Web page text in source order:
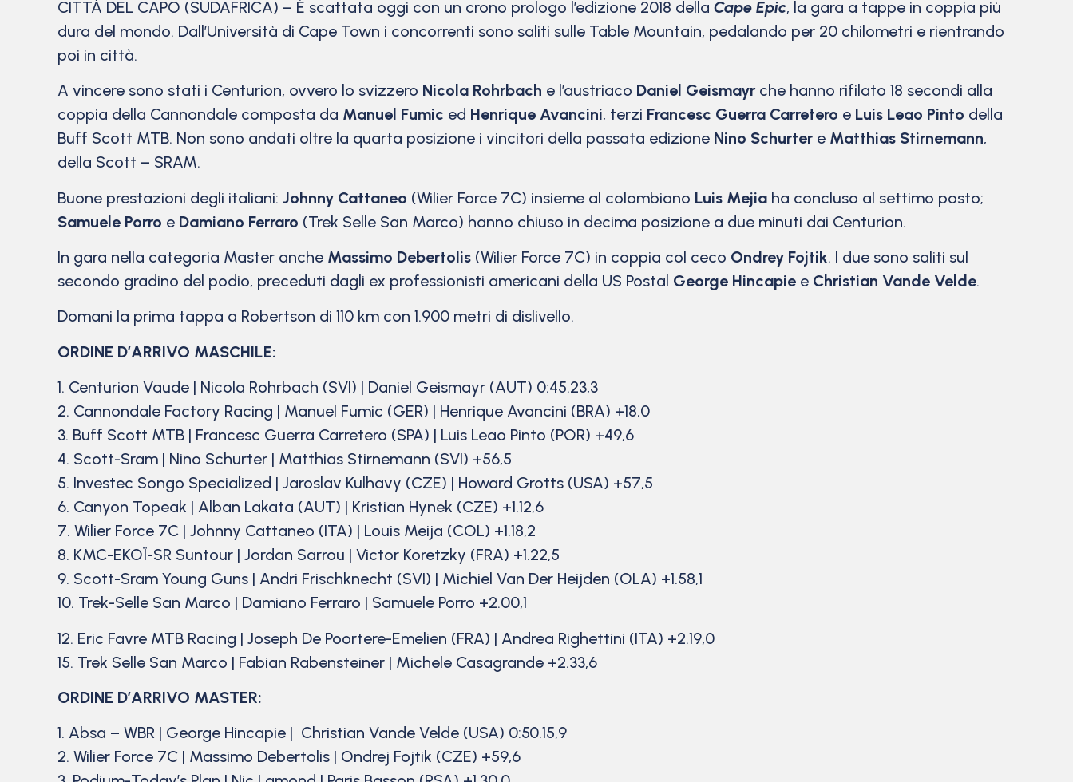
CITTÀ DEL CAPO (SUDAFRICA) – È scattata oggi con un crono prologo l’edizione 2018 della Cape Epic, la gara a tappe in coppia più
dura del mondo. Dall’Università di Cape Town i concorrenti sono saliti sulle Table Mountain, pedalando per 20 chilometri e rientrando
poi in città.
A vincere sono stati i Centurion, ovvero lo svizzero Nicola Rohrbach e l’austriaco Daniel Geismayr che hanno rifilato 18 secondi alla
coppia della Cannondale composta da Manuel Fumic ed Henrique Avancini, terzi Francesc Guerra Carretero e Luis Leao Pinto della
Buff Scott MTB. Non sono andati oltre la quarta posizione i vincitori della passata edizione Nino Schurter e Matthias Stirnemann,
della Scott – SRAM.
Buone prestazioni degli italiani: Johnny Cattaneo (Wilier Force 7C) insieme al colombiano Luis Mejia ha concluso al settimo posto;
Samuele Porro e Damiano Ferraro (Trek Selle San Marco) hanno chiuso in decima posizione a due minuti dai Centurion.
In gara nella categoria Master anche Massimo Debertolis (Wilier Force 7C) in coppia col ceco Ondrey Fojtik. I due sono saliti sul
secondo gradino del podio, preceduti dagli ex professionisti americani della US Postal George Hincapie e Christian Vande Velde.
Domani la prima tappa a Robertson di 110 km con 1.900 metri di dislivello.
ORDINE D’ARRIVO MASCHILE:
1. Centurion Vaude | Nicola Rohrbach (SVI) | Daniel Geismayr (AUT) 0:45.23,3
2. Cannondale Factory Racing | Manuel Fumic (GER) | Henrique Avancini (BRA) +18,0
3. Buff Scott MTB | Francesc Guerra Carretero (SPA) | Luis Leao Pinto (POR) +49,6
4. Scott-Sram | Nino Schurter | Matthias Stirnemann (SVI) +56,5
5. Investec Songo Specialized | Jaroslav Kulhavy (CZE) | Howard Grotts (USA) +57,5
6. Canyon Topeak | Alban Lakata (AUT) | Kristian Hynek (CZE) +1.12,6
7. Wilier Force 7C | Johnny Cattaneo (ITA) | Louis Meija (COL) +1.18,2
8. KMC-EKOÏ-SR Suntour | Jordan Sarrou | Victor Koretzky (FRA) +1.22,5
9. Scott-Sram Young Guns | Andri Frischknecht (SVI) | Michiel Van Der Heijden (OLA) +1.58,1
10. Trek-Selle San Marco | Damiano Ferraro | Samuele Porro +2.00,1
12. Eric Favre MTB Racing | Joseph De Poortere-Emelien (FRA) | Andrea Righettini (ITA) +2.19,0
15. Trek Selle San Marco | Fabian Rabensteiner | Michele Casagrande +2.33,6
ORDINE D’ARRIVO MASTER:
1. Absa – WBR | George Hincapie | Christian Vande Velde (USA) 0:50.15,9
2. Wilier Force 7C | Massimo Debertolis | Ondrej Fojtik (CZE) +59,6